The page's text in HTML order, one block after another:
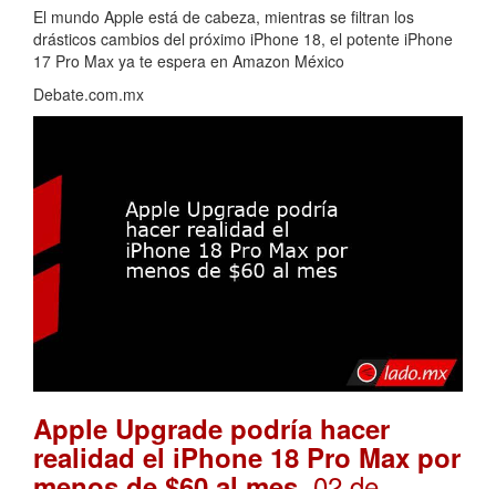
El mundo Apple está de cabeza, mientras se filtran los
drásticos cambios del próximo iPhone 18, el potente iPhone
17 Pro Max ya te espera en Amazon México
Debate.com.mx
Apple Upgrade podría hacer
realidad el iPhone 18 Pro Max por